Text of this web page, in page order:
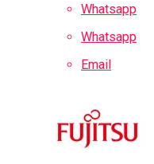
Whatsapp
Whatsapp
Email